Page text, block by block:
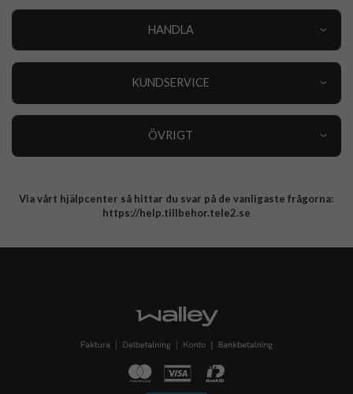
HANDLA
KUNDSERVICE
ÖVRIGT
Integritetspolicy
Via vårt hjälpcenter så hittar du svar på de vanligaste frågorna:
https://help.tillbehor.tele2.se